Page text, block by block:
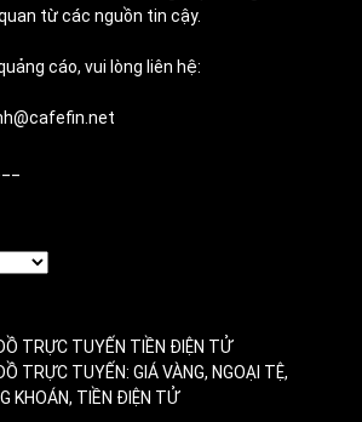
từ các nguồn tin cậy.
cáo, vui lòng liên hệ:
TRỰC TUYẾN TIỀN ĐIỆN TỬ
TRỰC TUYẾN: GIÁ VÀNG, NGOẠI TỆ,
KHOÁN, TIỀN ĐIỆN TỬ